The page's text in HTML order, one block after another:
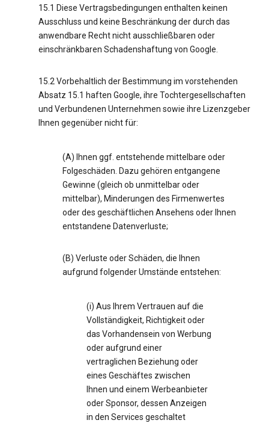
15.1 Diese Vertragsbedingungen enthalten keinen
Ausschluss und keine Beschränkung der durch das
anwendbare Recht nicht ausschließbaren oder
einschränkbaren Schadenshaftung von Google.
15.2 Vorbehaltlich der Bestimmung im vorstehenden
Absatz 15.1 haften Google, ihre Tochtergesellschaften
und Verbundenen Unternehmen sowie ihre Lizenzgeber
Ihnen gegenüber nicht für:
(A) Ihnen ggf. entstehende mittelbare oder
Folgeschäden. Dazu gehören entgangene
Gewinne (gleich ob unmittelbar oder
mittelbar), Minderungen des Firmenwertes
oder des geschäftlichen Ansehens oder Ihnen
entstandene Datenverluste;
(B) Verluste oder Schäden, die Ihnen
aufgrund folgender Umstände entstehen:
(i) Aus Ihrem Vertrauen auf die
Vollständigkeit, Richtigkeit oder
das Vorhandensein von Werbung
oder aufgrund einer
vertraglichen Beziehung oder
eines Geschäftes zwischen
Ihnen und einem Werbeanbieter
oder Sponsor, dessen Anzeigen
in den Services geschaltet